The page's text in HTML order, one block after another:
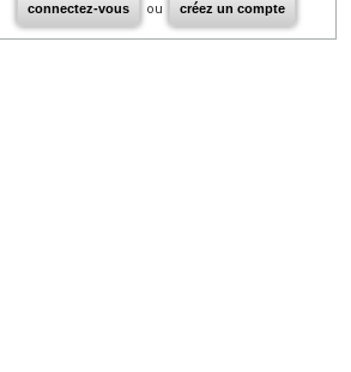
connectez-vous ou créez un compte